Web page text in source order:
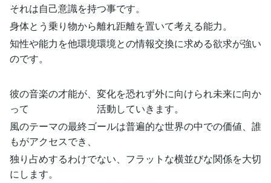
それは自己意識を持つ事です。
身体とう乗り物から離れ距離を置いて考える能力。
知性や能力を他環境環境との情報交換に求める欲求が強い
のです。
彼の音楽の才能が、変化を恐れず外に向けられ未来に向か
って 活動していきます。
風のテーマの最終ゴールは普遍的な世界の中での価値、誰
もがアクセスでき、
独り占めするわけでない、フラットな横並びな関係を大切
にします。